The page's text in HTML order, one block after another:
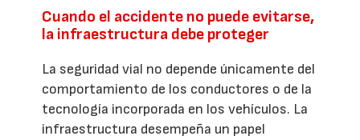
Cuando el accidente no puede evitarse,
la infraestructura debe proteger
La seguridad vial no depende únicamente del
comportamiento de los conductores o de la
tecnología incorporada en los vehículos. La
infraestructura desempeña un papel